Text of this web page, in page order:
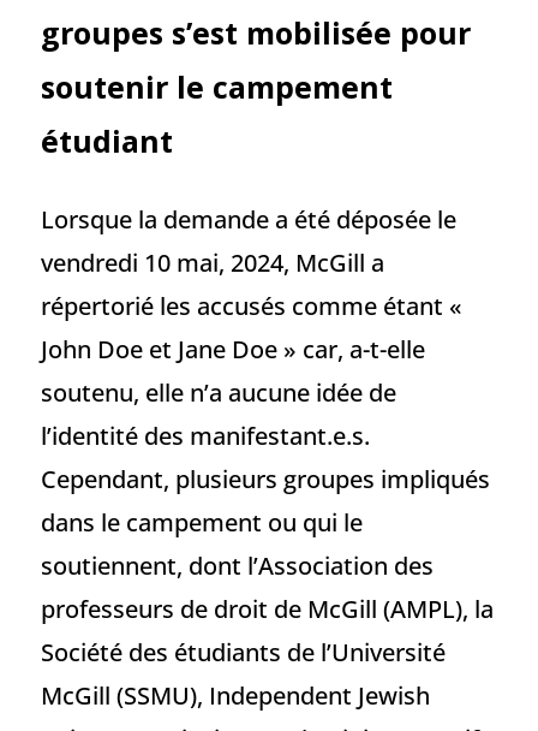
groupes s’est mobilisée pour
soutenir le campement
étudiant
Lorsque la demande a été déposée le
vendredi 10 mai, 2024, McGill a
répertorié les accusés comme étant «
John Doe et Jane Doe » car, a-t-elle
soutenu, elle n’a aucune idée de
l’identité des manifestant.e.s.
Cependant, plusieurs groupes impliqués
dans le campement ou qui le
soutiennent, dont l’Association des
professeurs de droit de McGill (AMPL), la
Société des étudiants de l’Université
McGill (SSMU), Independent Jewish